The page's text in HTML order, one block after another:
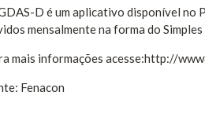
D é um aplicativo disponível no
mensalmente na forma do
mais informações acesse:http://
Fenacon